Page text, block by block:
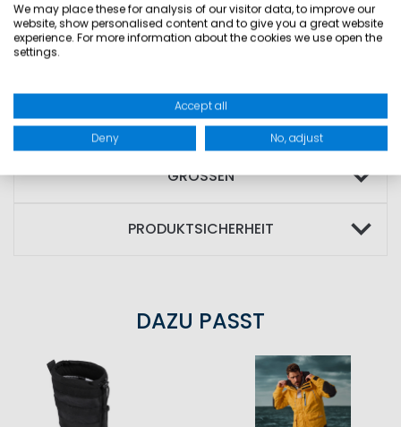
• gute Bewegungsfreiheit
• Abriebschutz an Gesäß und Knie
10.000mm - MVP 6.000g/sqm/24h
GRÖSSEN
PRODUKTSICHERHEIT
DAZU PASST
We may place these for analysis of our visitor data, to improve our
website, show personalised content and to give you a great website
experience. For more information about the cookies we use open the
settings.
Accept all
Deny No, adjust